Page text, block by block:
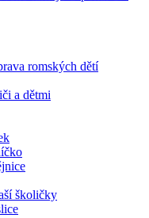
romských dětí
a dětmi
školičky